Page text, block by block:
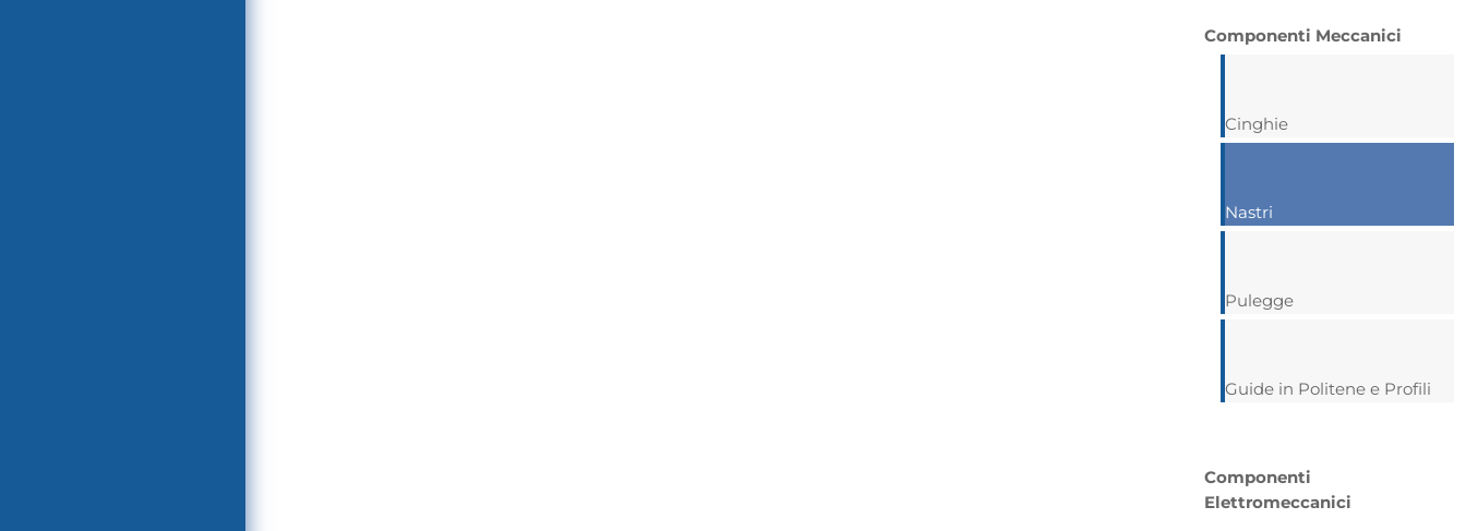
Componenti Meccanici
Cinghie
Nastri
Pulegge
Guide in Politene e Profili
Componenti
Elettromeccanici